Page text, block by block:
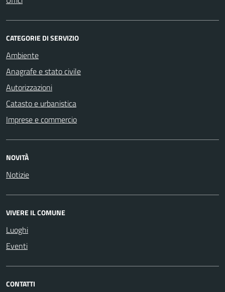
CATEGORIE DI SERVIZIO
Ambiente
Anagrafe e stato civile
Autorizzazioni
Catasto e urbanistica
Imprese e commercio
NOVITÀ
Notizie
VIVERE IL COMUNE
Luoghi
Eventi
CONTATTI